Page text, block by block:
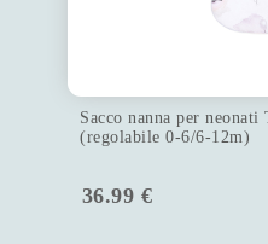
Sacco nanna per
(regolabile 0-6/6-12m)
36.99 €